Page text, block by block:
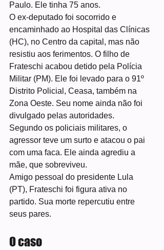
Paulo. Ele tinha 75 anos.
O ex-deputado foi socorrido e
encaminhado ao Hospital das Clínicas
(HC), no Centro da capital, mas não
resistiu aos ferimentos. O filho de
Frateschi acabou detido pela Polícia
Militar (PM). Ele foi levado para o 91º
Distrito Policial, Ceasa, também na
Zona Oeste. Seu nome ainda não foi
divulgado pelas autoridades.
Segundo os policiais militares, o
agressor teve um surto e atacou o pai
com uma faca. Ele ainda agrediu a
mãe, que sobreviveu.
Amigo pessoal do presidente Lula
(PT), Frateschi foi figura ativa no
partido. Sua morte repercutiu entre
seus pares.
O caso